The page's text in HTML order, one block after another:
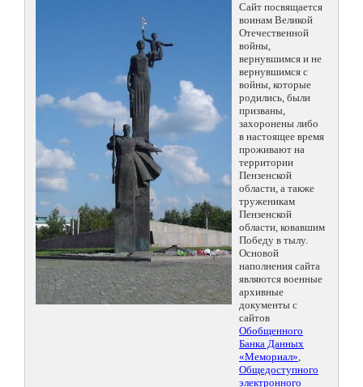
Сайт посвящается
воинам Великой
Отечественной
войны,
вернувшимся и не
вернувшимся с
войны, которые
родились, были
призваны,
захоронены либо
в настоящее время
проживают на
территории
Пензенской
области, а также
труженикам
Пензенской
области, ковавшим
Победу в тылу.
Основой
наполнения сайта
являются военные
архивные
документы с
сайтов
Обобщенного
Банка Данных
«Мемориал»,
Общедоступного
электронного